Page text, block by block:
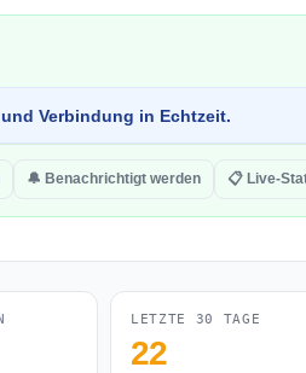
Verbindung in Echtzeit.
🔔 Benachrichtigt werden 📋 Live-
LETZTE 30 TAGE
22